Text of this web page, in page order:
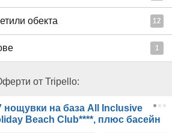
обекта 12
1
от Tripello:
нощувки на база All Inclusivе
Beach Club****, плюс басейн